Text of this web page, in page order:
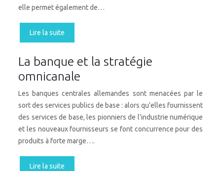
elle permet également de…
Lire la suite
La banque et la stratégie
omnicanale
Les banques centrales allemandes sont menacées par le
sort des services publics de base : alors qu’elles fournissent
des services de base, les pionniers de l’industrie numérique
et les nouveaux fournisseurs se font concurrence pour des
produits à forte marge….
Lire la suite